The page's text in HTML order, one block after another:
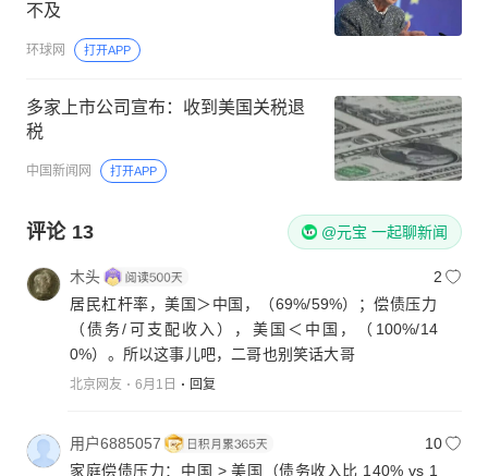
不及
环球网 打开APP
多家上市公司宣布：收到美国关税退
税
中国新闻网 打开APP
评论 13 @元宝 一起聊新闻
木头
2
居民杠杆率，美国＞中国，（69%/59%）；偿债压力
（债务/可支配收入），美国＜中国，（100%/14
0%）。所以这事儿吧，二哥也别笑话大哥
北京网友 6月1日 回复
用户6885057
10
家庭偿债压力：中国 > 美国（债务收入比 140% vs 1